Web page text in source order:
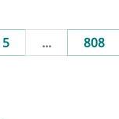
5 ... 808